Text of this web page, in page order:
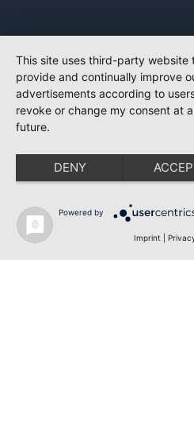
This site uses third-party website
provide and continually improve
advertisements according to
revoke or change my consent at
future.
DENY
Powered by
Imprint